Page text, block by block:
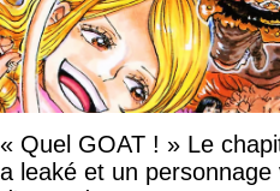
« Quel GOAT ! » Le chapitre 1190 de One Piece
a leaké et un